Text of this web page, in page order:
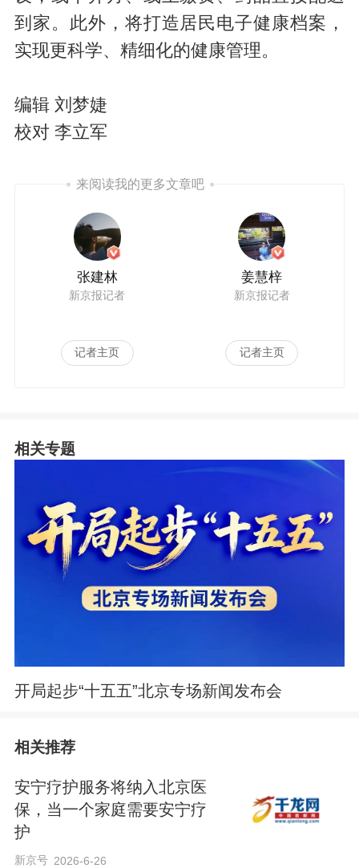
到家。此外，将打造居民电子健康档案，
实现更科学、精细化的健康管理。
编辑 刘梦婕
校对 李立军
来阅读我的更多文章吧
张建林
新京报记者
记者主页
姜慧梓
新京报记者
记者主页
相关专题
开局起步“十五五”北京专场新闻发布会
相关推荐
安宁疗护服务将纳入北京医
保，当一个家庭需要安宁疗
护
新京号 2026-6-26